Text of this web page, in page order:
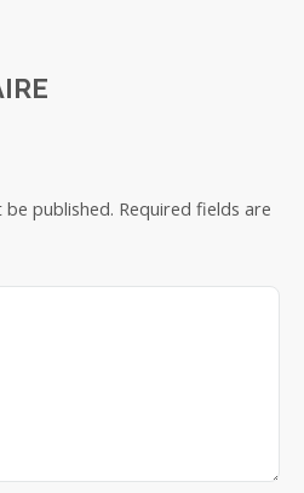
published. Required fields are